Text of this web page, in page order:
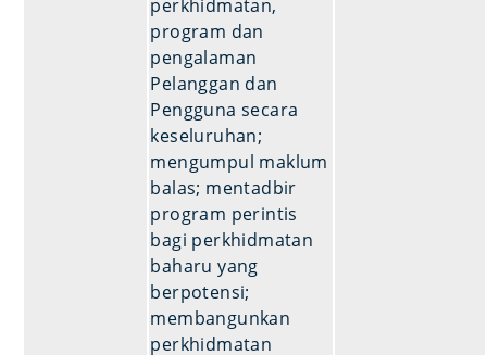
perkhidmatan,
program dan
pengalaman
Pelanggan dan
Pengguna secara
keseluruhan;
mengumpul maklum
balas; mentadbir
program perintis
bagi perkhidmatan
baharu yang
berpotensi;
membangunkan
perkhidmatan